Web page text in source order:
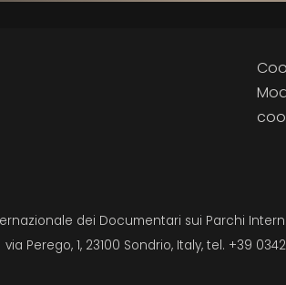
dei Documentari sui Parchi
via Perego, 1, 23100 Sondrio, Italy, tel. +39